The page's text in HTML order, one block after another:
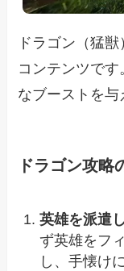
ドラゴン（猛
コンテンツで
なブーストを与
ドラゴン攻略
英雄を派遣
ず英雄をフ
し、手懐け